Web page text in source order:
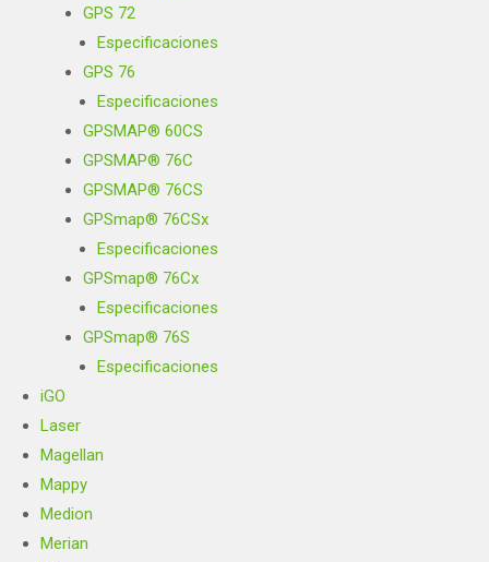
GPS 72
Especificaciones
GPS 76
Especificaciones
GPSMAP® 60CS
GPSMAP® 76C
GPSMAP® 76CS
GPSmap® 76CSx
Especificaciones
GPSmap® 76Cx
Especificaciones
GPSmap® 76S
Especificaciones
iGO
Laser
Magellan
Mappy
Medion
Merian